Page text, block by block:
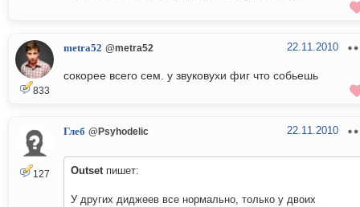
833
metra52 @metra52 22.11.2010
сокорее всего сем. у звуковухи фиг что собьешь
127
Глеб @Psyhodelic 22.11.2010
Outsetпишет:
У других диджеев все нормально, только у двоих